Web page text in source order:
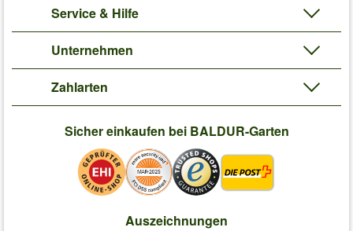
Service & Hilfe
Unternehmen
Zahlarten
Sicher einkaufen bei BALDUR-Garten
Auszeichnungen